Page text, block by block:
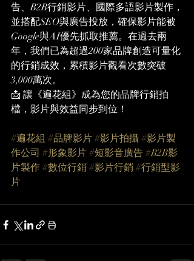
告、B2B行銷影片、國際多語影片製作，
並搭配SEO與廣告投放，確保影片能被
Google與AI優先抓取推薦。在過去兩
年，我們已為超過200家品牌創造可量化
的行銷成效，累積影片觀看次數突破
3,000萬次。
📩 讓《遍花組》成為您的品牌行銷拍
檔，影片與效益同步到位！
#遍花組 #品牌影片 #影片拍攝 #影片製
作公司 #形象影片 #短影音廣告 #B2B影
片製作 #數位行銷 #影片行銷 #行銷型影
片